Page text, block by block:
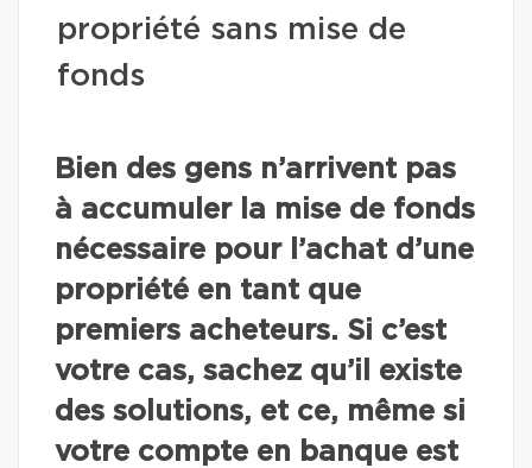
propriété sans mise de
fonds
Bien des gens n’arrivent pas
à accumuler la mise de fonds
nécessaire pour l’achat d’une
propriété en tant que
premiers acheteurs. Si c’est
votre cas, sachez qu’il existe
des solutions, et ce, même si
votre compte en banque est